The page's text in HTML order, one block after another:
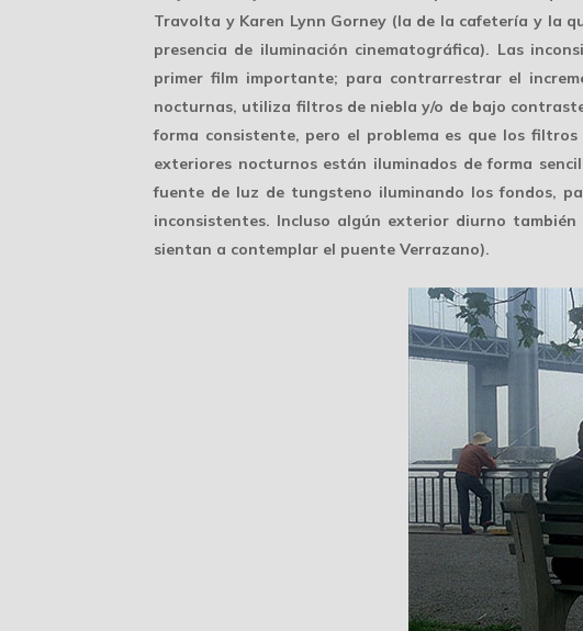
Travolta y Karen Lynn Gorney (la de la cafetería y la
presencia de iluminación cinematográfica). Las
primer film importante; para contrarrestrar el
nocturnas, utiliza filtros de niebla y/o de bajo
forma consistente, pero el problema es que los filtros
exteriores nocturnos están iluminados deforma
fuente de luz de tungsteno iluminando los fondos,
inconsistentes. Incluso algún exterior diurno
sientan a contemplar el puente Verrazano).